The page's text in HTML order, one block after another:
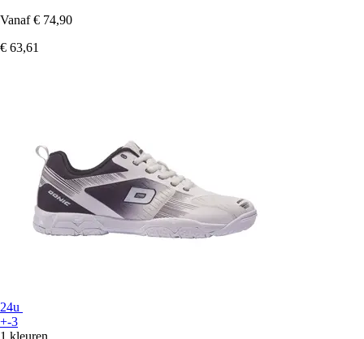
Vanaf € 74,90
€ 63,61
24u
+-3
1 kleuren